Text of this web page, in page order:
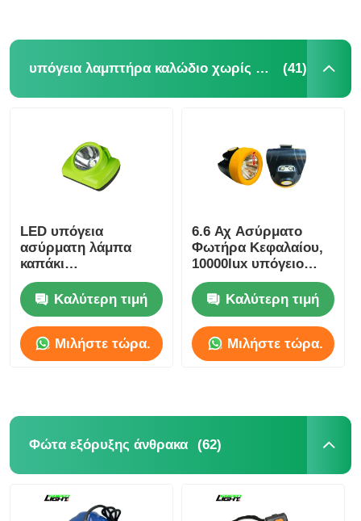
υπόγεια λαμπτήρα καλώδιο χωρίς καπάκι (41)
LED υπόγεια
ασύρματη λάμπα
καπάκι
επαναφορτιζόμενο
για την εξόρυξη
15000lux 6.8Ah IP68
Καλύτερη τιμή
Μιλήστε τώρα.
6.6 Αχ Ασύρματο
Φωτήρα Κεφαλαίου,
10000lux υπόγειο
λάμπα κράνος
ορυχείουΚαλύτερη τιμή
Μιλήστε τώρα.
Φώτα εξόρυξης άνθρακα (62)